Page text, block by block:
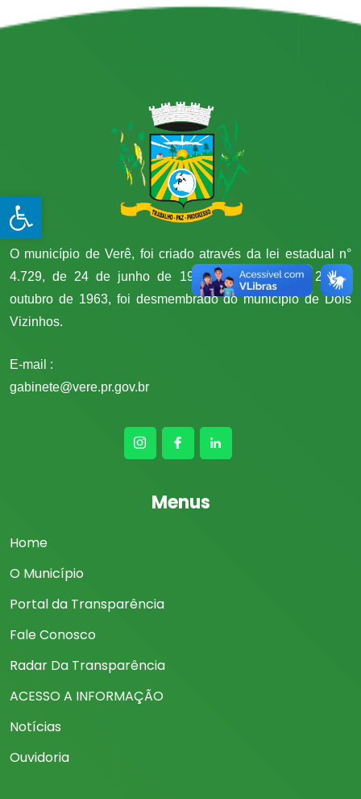
Open toolbar
O município de Verê, foi criado através da lei estadual n°
4.729, de 24 de junho de 1963 e instalado em 26 de
outubro de 1963, foi desmembrado do município de Dois
Vizinhos.
E-mail :
gabinete@vere.pr.gov.br
Menus
Home
O Município
Portal da Transparência
Fale Conosco
Radar Da Transparência
ACESSO A INFORMAÇÃO
Notícias
Ouvidoria